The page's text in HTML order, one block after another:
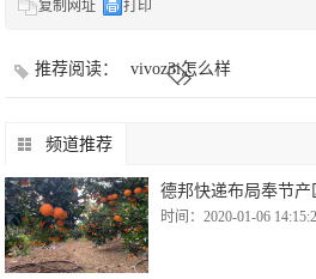
复制网址
打印
推荐阅读： vivoz3i怎么样
频道推荐
德邦快递布局奉节
时间：2020-01-06